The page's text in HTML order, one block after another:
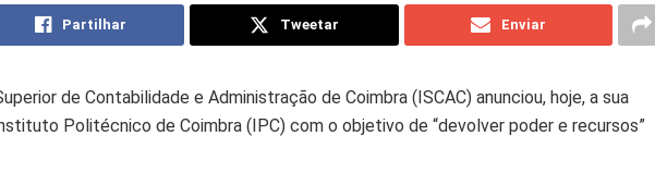
Partilhar Tweetar Enviar
de Contabilidade e Administração de Coimbra (ISCAC) anunciou, hoje, a sua
Politécnico de Coimbra (IPC) com o objetivo de “devolver poder e recursos”